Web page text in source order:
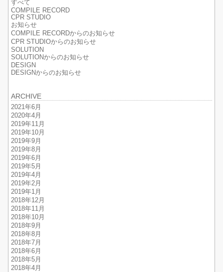
すべて
COMPILE RECORD
CPR STUDIO
お知らせ
COMPILE RECORDからのお知らせ
CPR STUDIOからのお知らせ
SOLUTION
SOLUTIONからのお知らせ
DESIGN
DESIGNからのお知らせ
ARCHIVE
2021年6月
2020年4月
2019年11月
2019年10月
2019年9月
2019年8月
2019年6月
2019年5月
2019年4月
2019年2月
2019年1月
2018年12月
2018年11月
2018年10月
2018年9月
2018年8月
2018年7月
2018年6月
2018年5月
2018年4月